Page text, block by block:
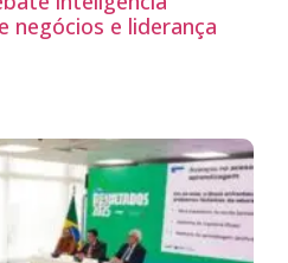
negócios e liderança